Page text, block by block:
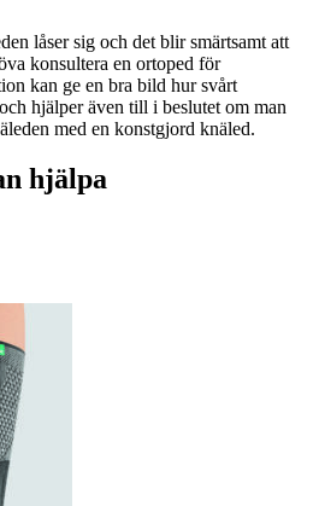
låser sig och det blir smärtsamt att
konsultera en ortoped för
kan ge en bra bild hur svårt
hjälper även till i beslutet om man
med en konstgjord knäled.
hjälpa